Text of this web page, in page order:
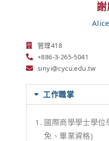
管理418
+886-3-265-5041
sinyi@cycu.edu.tw
工作職掌
國際商學學士學位
免、畢業資格)